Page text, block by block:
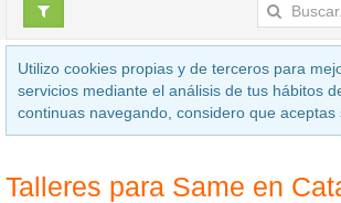
Utilizo cookies propias y de terceros para
servicios mediante el análisis de tus hábitos
continuas navegando, considero que aceptas
Talleres para Same en